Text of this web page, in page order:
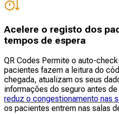
Acelere o registo dos
tempos de espera
QR Codes Permite o auto-
pacientes fazem a leitura do
chegada, atualizam os seus
informações do seguro antes
reduz o congestionamento nas
os pacientes entrem nas salas